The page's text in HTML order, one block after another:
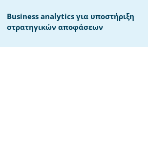
Business analytics για υποστήριξη
στρατηγικών αποφάσεων